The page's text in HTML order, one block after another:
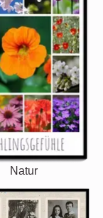
Natur